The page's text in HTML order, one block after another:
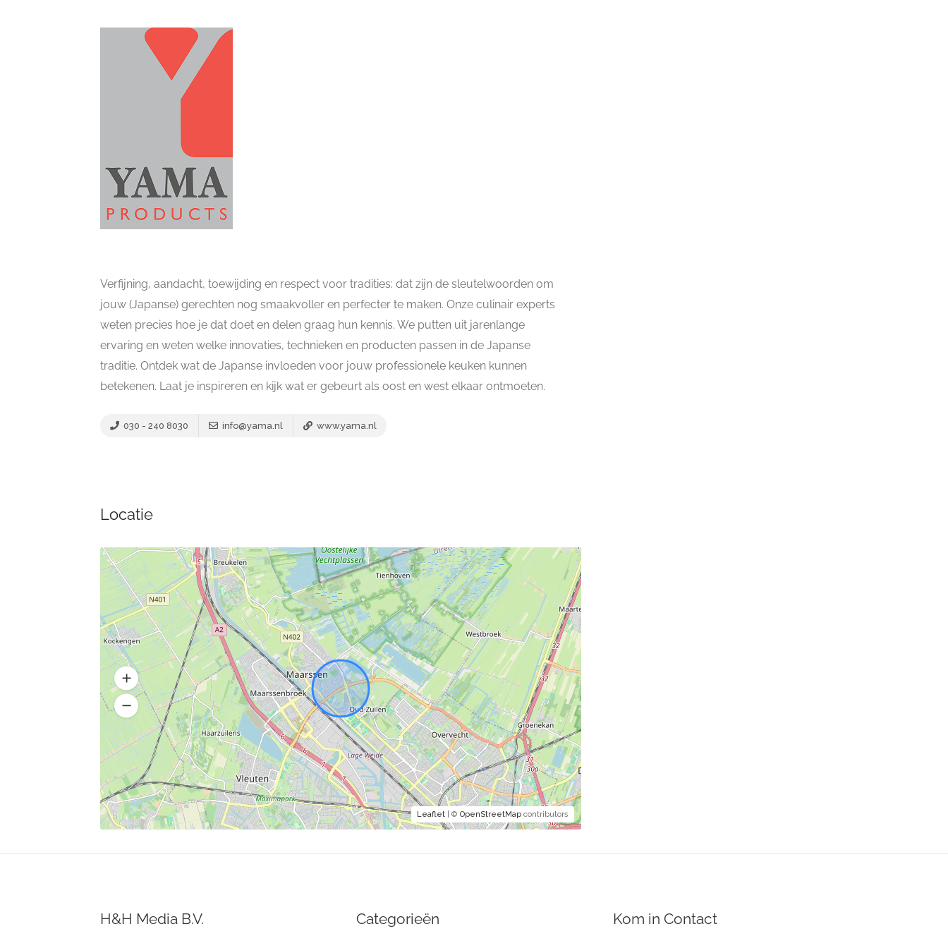
Verfijning, aandacht, toewijding en respect voor tradities: dat zijn de sleutelwoorden om
jouw (Japanse) gerechten nog smaakvoller en perfecter te maken. Onze culinair experts
weten precies hoe je dat doet en delen graag hun kennis. We putten uit jarenlange
ervaring en weten welke innovaties, technieken en producten passen in de Japanse
traditie. Ontdek wat de Japanse invloeden voor jouw professionele keuken kunnen
betekenen. Laat je inspireren en kijk wat er gebeurt als oost en west elkaar ontmoeten.
030 - 240 8030 info@yama.nl www.yama.nl
Locatie
Leaflet| © OpenStreetMapcontributors
H&H Media B.V. Categorieën Kom in Contact